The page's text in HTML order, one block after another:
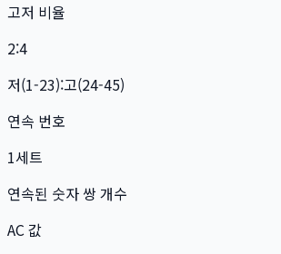
고저 비율
2:4
저(1-23):고(24-45)
연속 번호
1세트
연속된 숫자 쌍 개수
AC 값